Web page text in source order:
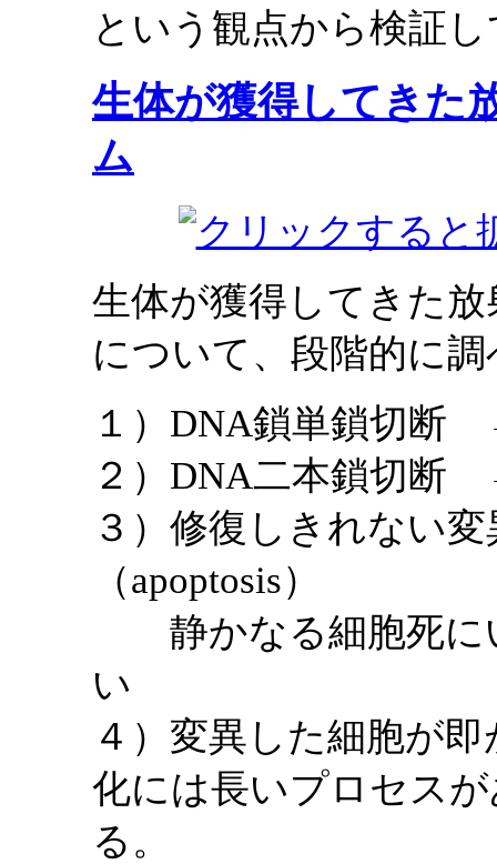
という観点から検証
生体が獲得してきた
ム
生体が獲得してきた
について、段階的に
１）DNA鎖単鎖切
２）DNA二本鎖切
３）修復しきれな
（apoptosis）
静かなる細胞死に
い
４）変異した細胞が
化には長いプロセス
る。